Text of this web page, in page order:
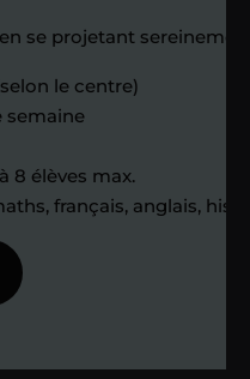
les progrès
et moi-
des points et
se projetant
le centre)
semaine
8 élèves max.
français, anglais,